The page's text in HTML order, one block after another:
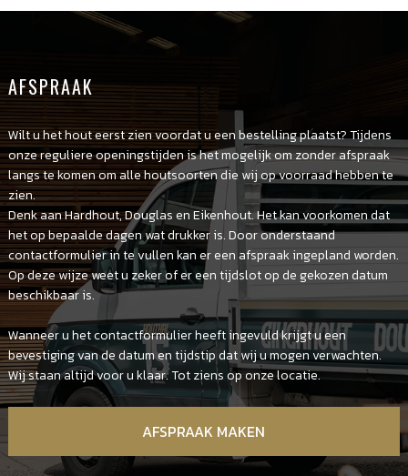
AFSPRAAK
Wilt u het hout eerst zien voordat u een bestelling plaatst? Tijdens
onze reguliere openingstijden is het mogelijk om zonder afspraak
langs te komen om alle houtsoorten die wij op voorraad hebben te
zien.
Denk aan Hardhout, Douglas en Eikenhout. Het kan voorkomen dat
het op bepaalde dagen wat drukker is. Door onderstaand
contactformulier in te vullen kan er een afspraak ingepland worden.
Op deze wijze weet u zeker of er een tijdslot op de gekozen datum
beschikbaar is.
Wanneer u het contactformulier heeft ingevuld krijgt u een
bevestiging van de datum en tijdstip dat wij u mogen verwachten.
Wij staan altijd voor u klaar. Tot ziens op onze locatie.
AFSPRAAK MAKEN